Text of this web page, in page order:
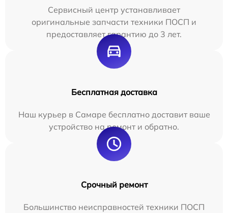
Сервисный центр устанавливает
оригинальные запчасти техники ПОСП и
предоставляет гарантию до 3 лет.
Бесплатная доставка
Наш курьер в Самаре бесплатно доставит ваше
устройство на ремонт и обратно.
Срочный ремонт
Большинство неисправностей техники ПОСП